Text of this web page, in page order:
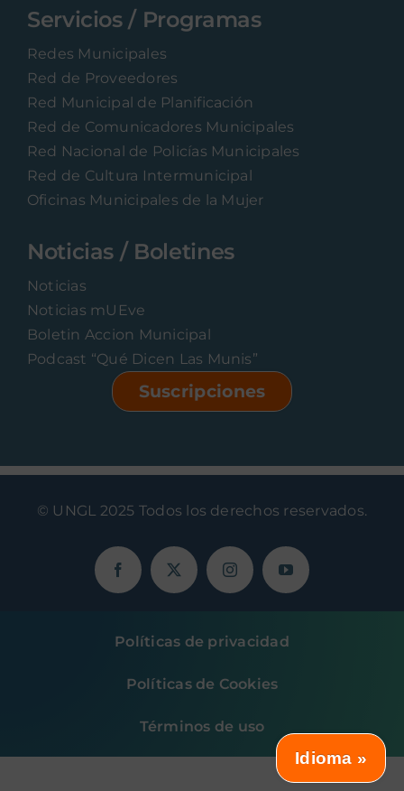
Servicios / Programas
Redes Municipales
Red de Proveedores
Red Municipal de Planificación
Red de Comunicadores Municipales
Red Nacional de Policías Municipales
Red de Cultura Intermunicipal
Oficinas Municipales de la Mujer
Noticias / Boletines
Noticias
Noticias mUEve
Boletin Accion Municipal
Podcast “Qué Dicen Las Munis”
Suscripciones
© UNGL 2025 Todos los derechos reservados.
Políticas de privacidad
Políticas de Cookies
Términos de uso
Idioma »